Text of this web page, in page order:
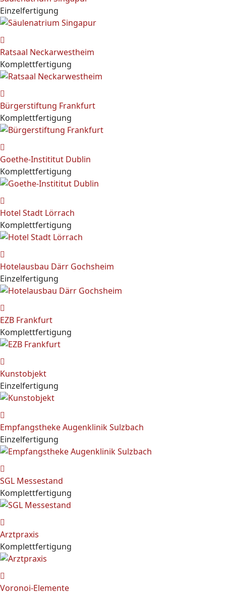
Einzelfertigung
Ratsaal Neckarwestheim
Komplettfertigung
Bürgerstiftung Frankfurt
Komplettfertigung
Goethe-Instititut Dublin
Komplettfertigung
Hotel Stadt Lörrach
Komplettfertigung
Hotelausbau Därr Gochsheim
Einzelfertigung
EZB Frankfurt
Komplettfertigung
Kunstobjekt
Einzelfertigung
Empfangstheke Augenklinik Sulzbach
Einzelfertigung
SGL Messestand
Komplettfertigung
Arztpraxis
Komplettfertigung
Voronoi-Elemente